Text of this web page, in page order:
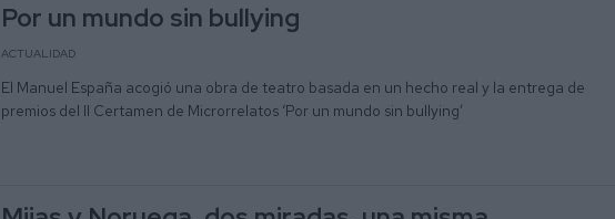
Por un mundo sin bullying
ACTUALIDAD
El Manuel España acogió una obra de teatro basada en un hecho real y la entrega de
premios del II Certamen de Microrrelatos ‘Por un mundo sin bullying’